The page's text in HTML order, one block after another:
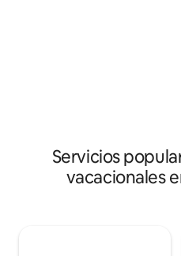
Servicios
vacacionales